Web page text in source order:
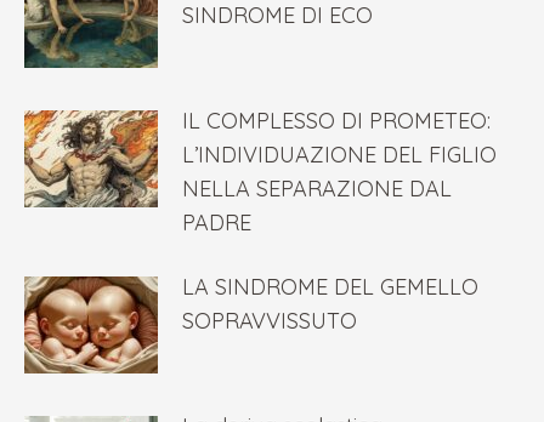
SINDROME DI ECO
IL COMPLESSO DI PROMETEO:
L’INDIVIDUAZIONE DEL FIGLIO
NELLA SEPARAZIONE DAL
PADRE
LA SINDROME DEL GEMELLO
SOPRAVVISSUTO